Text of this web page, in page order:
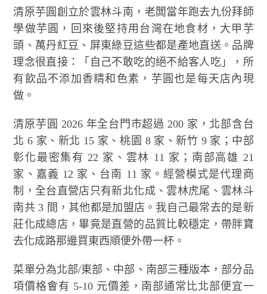
清原芋圓創立於雲林斗南，老闆當年跑去九份拜師
學做芋圓，回來後堅持用台灣在地食材，大甲芋
頭、萬丹紅豆、屏東綠豆這些都是產地直送。品牌
理念很直接：「自己不敢吃的絕不給客人吃」，所
有飲品不添加香精和色素，芋圓也是每天店內現
做。
清原芋圓 2026 年全台門市超過 200 家，北部含台
北 6 家、新北 15 家、桃園 8 家、新竹 9 家；中部
彰化最密集有 22 家、雲林 11 家；南部高雄 21
家、嘉義 12 家、台南 11 家。經營模式是代理商
制，全台直營店只有新北化成、雲林虎尾、雲林斗
南共 3 間，其他都是加盟店。我自己最常去的是新
莊化成總店，畢竟是直營的品質比較穩定，帶胖寶
去化成路那邊買東西順便外帶一杯。
菜單分為北部/東部、中部、南部三種版本，部分品
項價格會有 5-10 元價差，南部通常比北部便宜一